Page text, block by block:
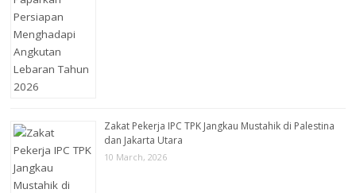
Zakat Pekerja IPC TPK Jangkau Mustahik di Palestina
dan Jakarta Utara
10 March, 2026